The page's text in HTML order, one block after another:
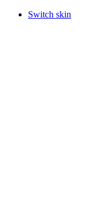
Switch skin